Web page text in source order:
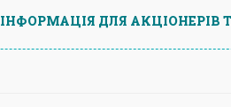
ІНФОРМАЦIЯ ДЛЯ АКЦIОНЕРIВ